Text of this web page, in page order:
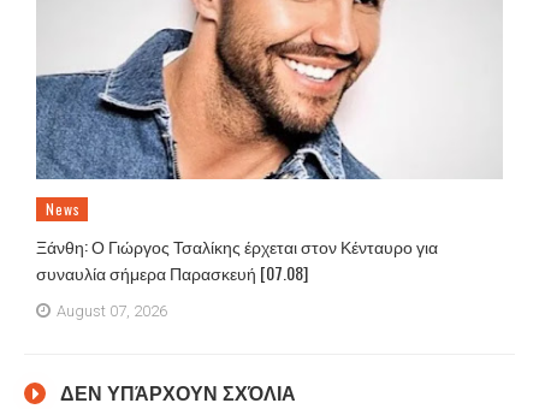
News
Ξάνθη: Ο Γιώργος Τσαλίκης έρχεται στον Κένταυρο για
συναυλία σήμερα Παρασκευή [07.08]
August 07, 2026
ΔΕΝ ΥΠΆΡΧΟΥΝ ΣΧΌΛΙΑ